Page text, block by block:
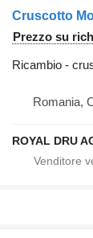
Prezzo su
Ricambio -
Romania,
ROYAL DRU